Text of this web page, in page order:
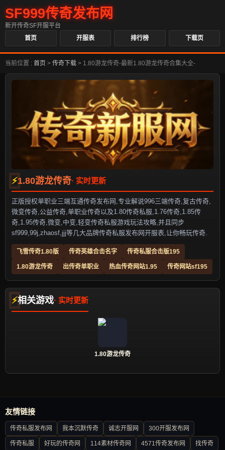
SF999传奇发布网
新开传奇SF开服平台
首页
开服表 排行榜 下载页
当前位置 : 首页 > 传奇下载 > 1.80游龙传奇-最新1.80游龙传奇合集大全-
1.80游龙传奇
正版授权单职业三端互通传奇发布网,专业解说996三端传奇,复古传奇,
微变传奇,公益传奇,单职业传奇以及1.80传奇私服,1.76传奇,1.85传
奇,1.95传奇,微变,中变,轻变传奇私服游戏玩法攻略,并且同步
sf999,99j,zhaosf,jjj等几大品牌传奇私服发布网开服表,让你畅玩传奇.
飞雪传奇1.80版 传奇英雄合击名字 传奇私服合击版195
1.80游龙传奇 出传奇单职业 热血传奇网站1.95 传奇网站sf195
相关游戏
1.80游龙传奇
友情链接
传奇私服发布网 我本沉默传奇 诚志开服网 300开服发布网
传奇私服 好玩的传奇网 114素材传奇网 4571传奇发布网 找传奇